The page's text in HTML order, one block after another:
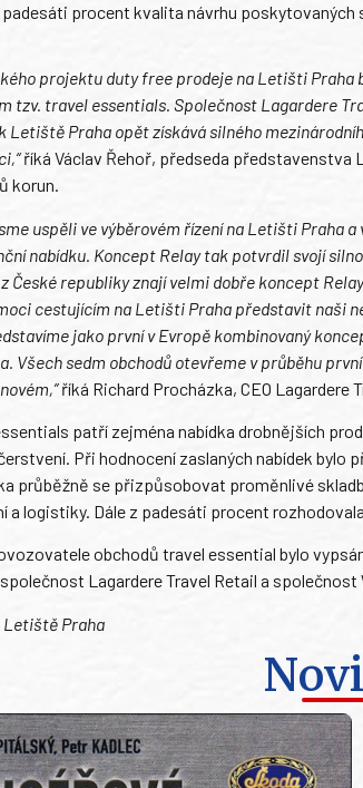
procent kvalita návrhu poskytovaných
projektu duty free prodeje na Letišti
tzv. travel essentials. Společnost Lagardere
Letiště Praha opět získává silného
říká Václav Řehoř, předseda představenstva
korun.
uspěli ve výběrovém řízení na Letišti Praha
nabídku. Koncept Relay tak potvrdil svojí
České republiky znají velmi dobře koncept
cestujícím na Letišti Praha představit naši
jako první v Evropě kombinovaný
Všech sedm obchodů otevřeme v průběhu
říká Richard Procházka, CEO Lagardere
patří zejména nabídka drobnějších
Při hodnocení zaslaných nabídek
průběžně se přizpůsobovat proměnlivé
a logistiky. Dále z padesáti procent
obchodů travel essential bylo
Lagardere Travel Retail a společnost
Praha